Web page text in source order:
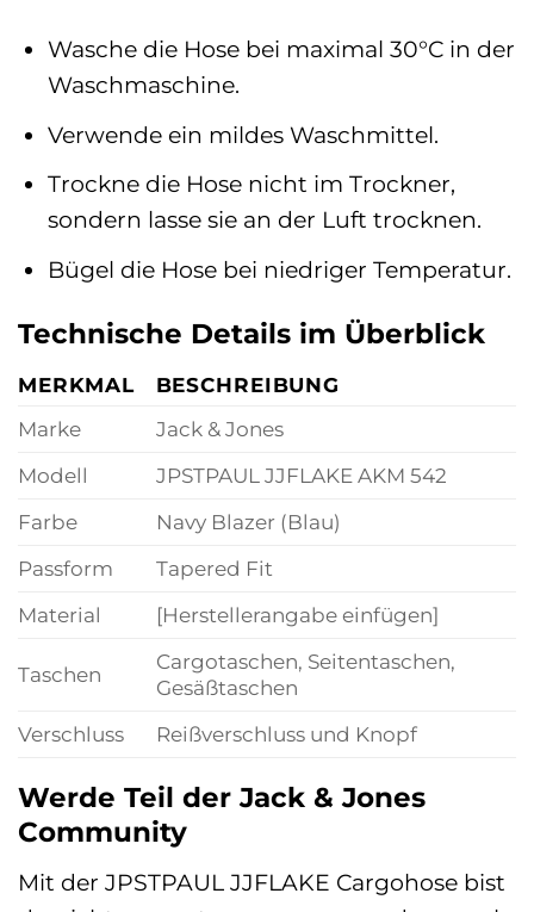
Wasche die Hose bei maximal 30°C in der
Waschmaschine.
Verwende ein mildes Waschmittel.
Trockne die Hose nicht im Trockner,
sondern lasse sie an der Luft trocknen.
Bügel die Hose bei niedriger Temperatur.
Technische Details im Überblick
MERKMAL
BESCHREIBUNG
Marke
Jack & Jones
Modell
JPSTPAUL JJFLAKE AKM 542
Farbe
Navy Blazer (Blau)
Passform
Tapered Fit
Material
[Herstellerangabe einfügen]
Taschen
Cargotaschen, Seitentaschen,
Gesäßtaschen
Verschluss
Reißverschluss und Knopf
Werde Teil der Jack & Jones
Community
Mit der JPSTPAUL JJFLAKE Cargohose bist